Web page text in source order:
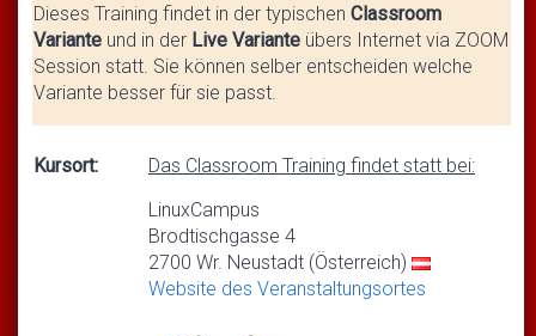
Dieses Training findet in der typischen Classroom
Variante und in der Live Variante übers Internet via ZOOM
Session statt. Sie können selber entscheiden welche
Variante besser für sie passt.
Kursort:
Das Classroom Training findet statt bei:
LinuxCampus
Brodtischgasse 4
2700 Wr. Neustadt (Österreich)
Website des Veranstaltungsortes